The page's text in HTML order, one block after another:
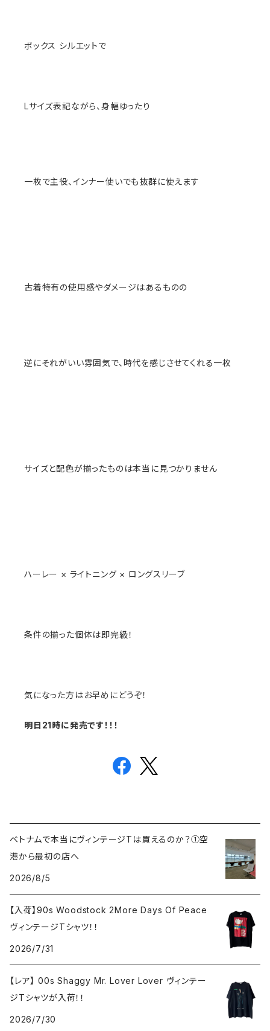
ボックス シルエットで
Lサイズ表記ながら、身幅ゆったり
一枚で主役、インナー使いでも抜群に使えます
古着特有の使用感やダメージはあるものの
逆にそれがいい雰囲気で、時代を感じさせてくれる一枚
サイズと配色が揃ったものは本当に見つかりません
ハーレー × ライトニング × ロングスリーブ
条件の揃った個体は即完級！
気になった方はお早めにどうぞ！
明日21時に発売です！！！
ベトナムで本当にヴィンテージTは買えるのか？①空
港から最初の店へ
2026/8/5
【入荷】90s Woodstock 2More Days Of Peace
ヴィンテージTシャツ！！
2026/7/31
【レア】 00s Shaggy Mr. Lover Lover ヴィンテー
ジTシャツが入荷！！
2026/7/30